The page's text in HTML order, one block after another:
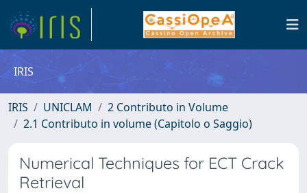
IRIS
IRIS UNICLAM
2 Contributo in Volume
2.1 Contributo in volume (Capitolo o Saggio)
Numerical Techniques for ECT Crack
Retrieval